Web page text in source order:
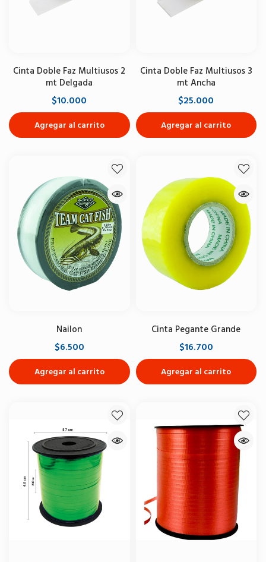
Cinta Doble Faz Multiusos 2
mt Delgada
$10.000
Agregar al carrito
Cinta Doble Faz Multiusos 3
mt Ancha
$25.000
Agregar al carrito
Nailon
$6.500
Agregar al carrito
Cinta Pegante Grande
$16.700
Agregar al carrito